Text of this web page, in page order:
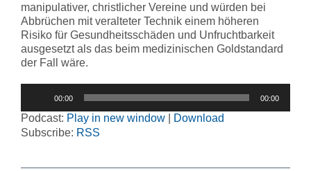
manipulativer, christlicher Vereine und würden bei
Abbrüchen mit veralteter Technik einem höheren
Risiko für Gesundheitsschäden und Unfruchtbarkeit
ausgesetzt als das beim medizinischen Goldstandard
der Fall wäre.
00:00 00:00
Podcast: Play in new window
Download
Subscribe: RSS